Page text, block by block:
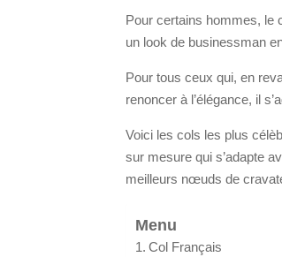
Pour certains hommes, le
un look de businessman
Pour tous ceux qui, en
renoncer à l’élégance, il
Voici les cols les plus
sur mesure qui s’adapte
meilleurs nœuds de
Menu
Col Français